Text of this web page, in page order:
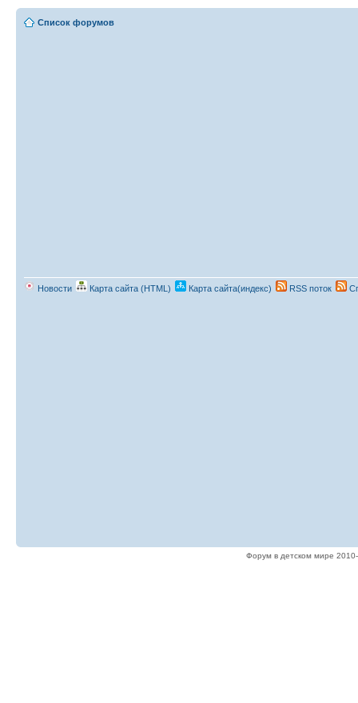
Список форумов
Новости Карта сайта (HTML) Карта сайта(индекс) RSS поток
Форум в детском мире